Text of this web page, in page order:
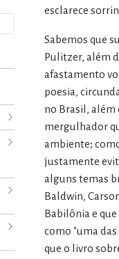
esclarece
Sabemos que
Pulitzer, além
afastamento
poesia,
no Brasil, além
mergulhador
ambiente;
justamente
alguns temas
Baldwin,
Babilônia e
como "uma
que o livro